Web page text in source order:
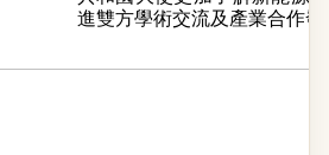
進雙方學術交流及產業合作發